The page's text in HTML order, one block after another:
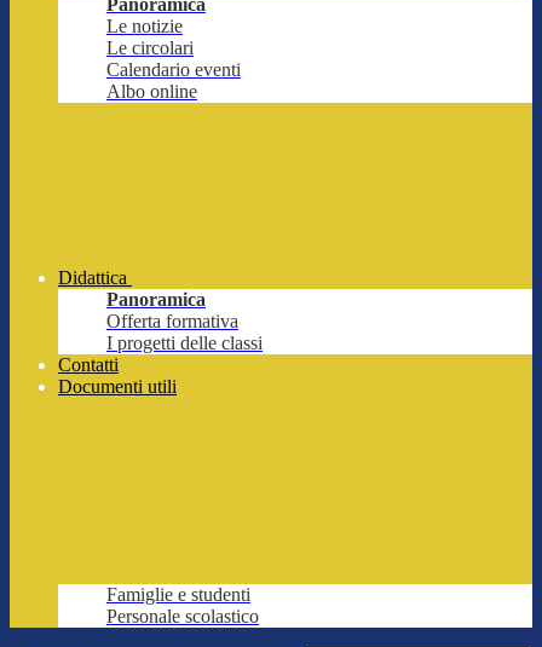
Panoramica
Le notizie
Le circolari
Calendario eventi
Albo online
Didattica
Panoramica
Offerta formativa
I progetti delle classi
Contatti
Documenti utili
Famiglie e studenti
Personale scolastico